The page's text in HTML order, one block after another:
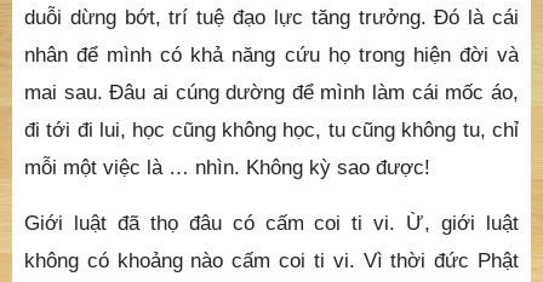
duỗi dừng bớt, trí tuệ đạo lực tăng trưởng. Đó là cái
nhân để mình có khả năng cứu họ trong hiện đời và
mai sau. Đâu ai cúng dường để mình làm cái mốc áo,
đi tới đi lui, học cũng không học, tu cũng không tu, chỉ
mỗi một việc là … nhìn. Không kỳ sao được!
Giới luật đã thọ đâu có cấm coi ti vi. Ừ, giới luật
không có khoảng nào cấm coi ti vi. Vì thời đức Phật